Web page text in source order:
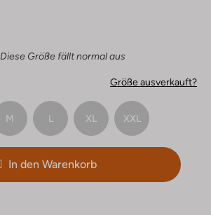
Diese Größe fällt normal aus
Größe ausverkauft?
M L XL XXL
In den Warenkorb